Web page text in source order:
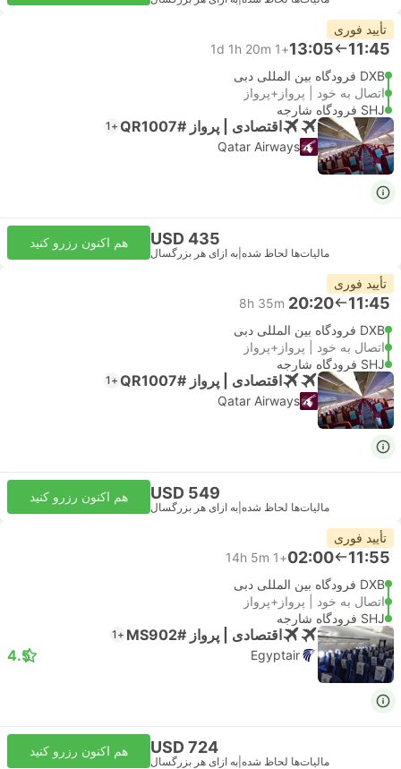
تأیید فوری
11:45
13:05
+1
1d 1h 20m
DXB فرودگاه بین المللی دبی
اتصال به خود | پرواز+پرواز
SHJ فرودگاه شارجه
اقتصادی | پرواز #QR1007 +1
Qatar Airways
USD 435
مالیات‌ها لحاظ شده به ازای هر بزرگسال
هم اکنون رزرو کنید
تأیید فوری
11:45
20:20
8h 35m
DXB فرودگاه بین المللی دبی
اتصال به خود | پرواز+پرواز
SHJ فرودگاه شارجه
اقتصادی | پرواز #QR1007 +1
Qatar Airways
USD 549
مالیات‌ها لحاظ شده به ازای هر بزرگسال
هم اکنون رزرو کنید
تأیید فوری
11:55
02:00
+1
14h 5m
DXB فرودگاه بین المللی دبی
اتصال به خود | پرواز+پرواز
SHJ فرودگاه شارجه
اقتصادی | پرواز #MS902 +1
Egyptair
4.5
USD 724
مالیات‌ها لحاظ شده به ازای هر بزرگسال
هم اکنون رزرو کنید